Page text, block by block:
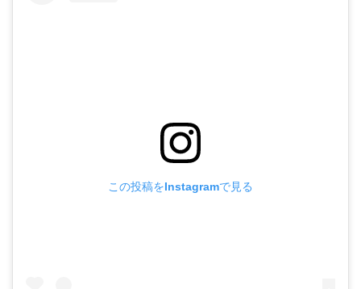
この投稿をInstagramで見る